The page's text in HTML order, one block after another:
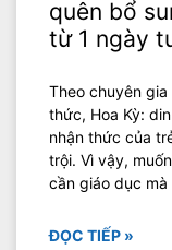
quên bổ
từ 1 ngày
Theo chuyên gia
thức, Hoa Kỳ:
nhận thức của
trội. Vì vậy,
cần giáo dục mà
ĐỌC TIẾP »